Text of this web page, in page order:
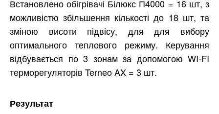
Встановлено обігрівачі Білюкс П4000 = 16 шт, з
можливістю збільшення кількості до 18 шт, та
зміною висоти підвісу, для для вибору
оптимального теплового режиму. Керування
відбувається по 3 зонам за допомогою WI-FI
терморегуляторів Terneo AX = 3 шт.
Результат